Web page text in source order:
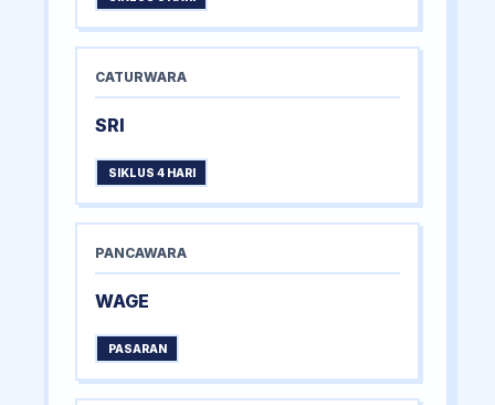
CATURWARA
SRI
SIKLUS 4 HARI
PANCAWARA
WAGE
PASARAN